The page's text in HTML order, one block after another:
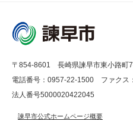
〒854-8601 長崎県諫早市東小路町
電話番号：0957-22-1500
ファクス
法人番号5000020422045
諫早市公式ホームページ概要